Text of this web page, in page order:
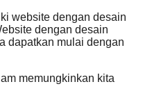
website dengan desain
dengan desain
dapatkan mulai dengan
memungkinkan kita